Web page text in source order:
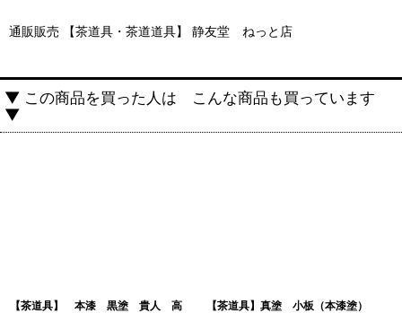
通販販売 【茶道具・茶道道具】 静友堂 ねっと店
▼ この商品を買った人は こんな商品も買っています
▼
【茶道具】 本漆 黒塗 貴人 高
【茶道具】真塗 小板（本漆塗）